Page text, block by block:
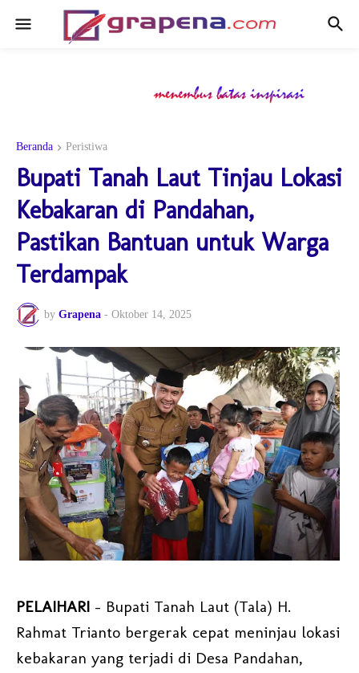
Beranda Peristiwa
Bupati Tanah Laut Tinjau Lokasi
Kebakaran di Pandahan,
Pastikan Bantuan untuk Warga
Terdampak
by Grapena - Oktober 14, 2025
PELAIHARI - Bupati Tanah Laut (Tala) H.
Rahmat Trianto bergerak cepat meninjau lokasi
kebakaran yang terjadi di Desa Pandahan,